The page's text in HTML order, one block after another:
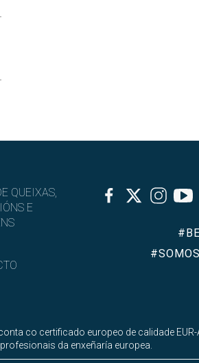
QUEIXAS,
E
Facebook
Twitter
co certificado europeo de calidade
da enxeñaría europea.